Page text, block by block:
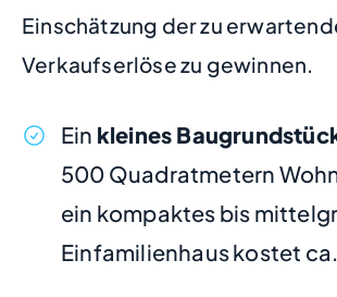
Einschätzung der zu
Verkaufserlöse zu gewinnen.
Ein kleines
500 Quadratmetern
ein kompaktes bis
Einfamilienhaus kostet